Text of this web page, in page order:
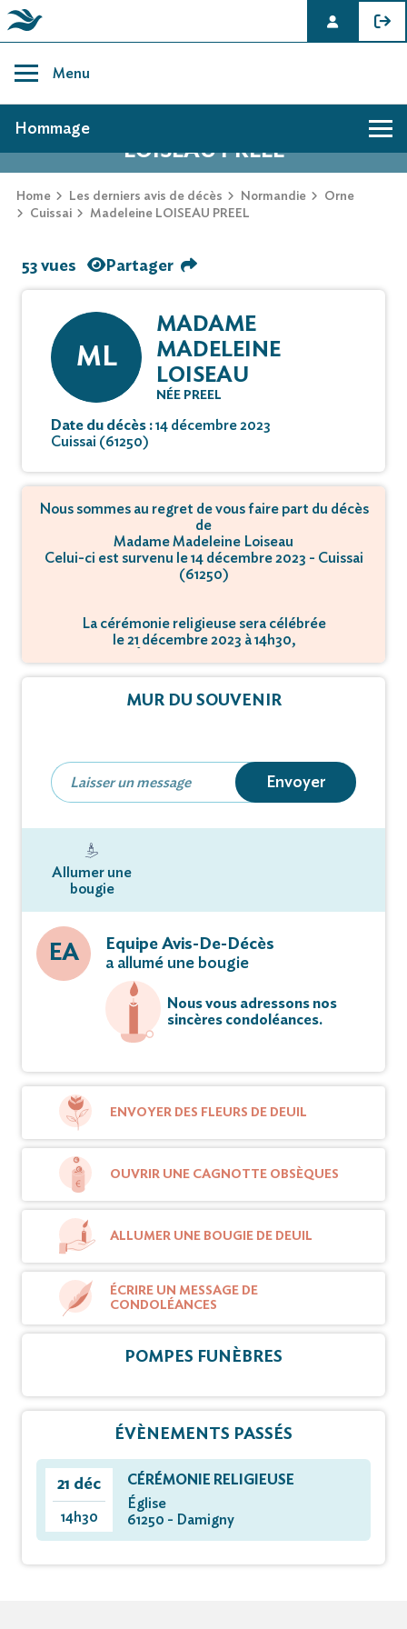
content
Menu
AVIS DE DÉCÈS DE MADELEINE
LOISEAU PREEL
Home Les derniers avis de décès Normandie
Orne
Cuissai
Madeleine LOISEAU PREEL
Hommage
53 vues Partager
ML
MADAME
MADELEINE
LOISEAU
NÉE PREEL
Date du décès :14 décembre 2023
Cuissai (61250)
Nous sommes au regret de vous faire part du décès
de
Madame Madeleine Loiseau
Celui-ci est survenu le 14 décembre 2023 - Cuissai
(61250)
La cérémonie religieuse sera célébrée
le 21 décembre 2023 à 14h30,
MUR DU SOUVENIR
Envoyer
Allumer une
bougie
EA
Equipe Avis-De-Décès
a allumé une bougie
Nous vous adressons nos
sincères condoléances.
ENVOYER DES FLEURS DE DEUIL
OUVRIR UNE CAGNOTTE OBSÈQUES
ALLUMER UNE BOUGIE DE DEUIL
ÉCRIRE UN MESSAGE DE
CONDOLÉANCES
POMPES FUNÈBRES
ÉVÈNEMENTS PASSÉS
21 déc
14h30
CÉRÉMONIE RELIGIEUSE
Église
61250 - Damigny